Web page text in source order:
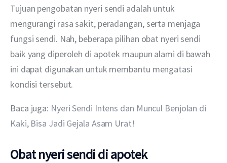
Tujuan pengobatan nyeri sendi adalah untuk
mengurangi rasa sakit, peradangan, serta menjaga
fungsi sendi. Nah, beberapa pilihan obat nyeri sendi
baik yang diperoleh di apotek maupun alami di bawah
ini dapat digunakan untuk membantu mengatasi
kondisi tersebut.
Baca juga: Nyeri Sendi Intens dan Muncul Benjolan di
Kaki, Bisa Jadi Gejala Asam Urat!
Obat nyeri sendi di apotek